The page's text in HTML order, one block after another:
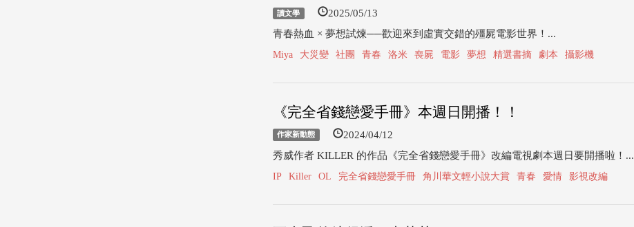
讀文學 2025/05/13
青春熱血 × 夢想試煉──歡迎來到虛實交錯的殭屍電影世界！...
Miya 大災變 社團 青春 洛米 喪屍 電影 夢想 精選書摘 劇本 攝影機
《完全省錢戀愛手冊》本週日開播！！
作家新動態 2024/04/12
秀威作者 KILLER 的作品《完全省錢戀愛手冊》改編電視劇本週日要開播啦！...
IP Killer OL 完全省錢戀愛手冊 角川華文輕小說大賞 青春 愛情 影視改編